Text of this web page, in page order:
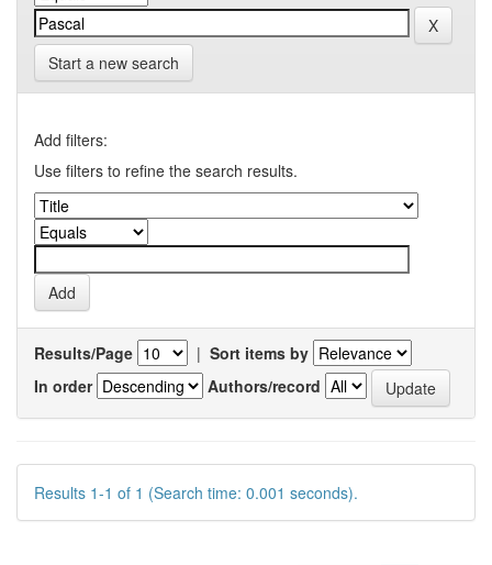
Start a new search
Add filters:
Use filters to refine the search results.
Results/Page | Sort items by
In order
Authors/record
Results 1-1 of 1 (Search time: 0.001 seconds).